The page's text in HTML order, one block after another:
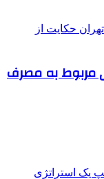
مربوط به مصرف
یک استراتژی